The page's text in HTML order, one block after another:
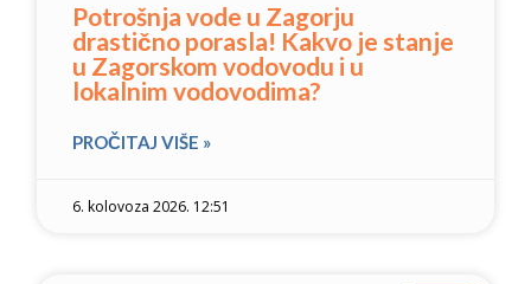
Potrošnja vode u Zagorju
drastično porasla! Kakvo je stanje
u Zagorskom vodovodu i u
lokalnim vodovodima?
PROČITAJ VIŠE »
6. kolovoza 2026. 12:51